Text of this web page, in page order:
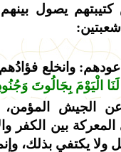
يصول
وانخلع
الْيَوْمَ بِجَالُوتَ
عن الجيش
بين الكفر
يكتفي بذلك،